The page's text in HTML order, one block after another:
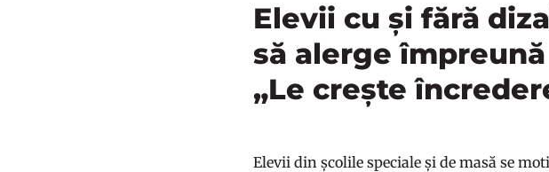
Elevii cu și fără
să alerge
„Le crește
Elevii din școlile speciale și de masă se